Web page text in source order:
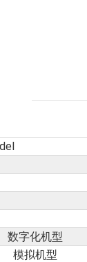
数字化机型
模拟机型